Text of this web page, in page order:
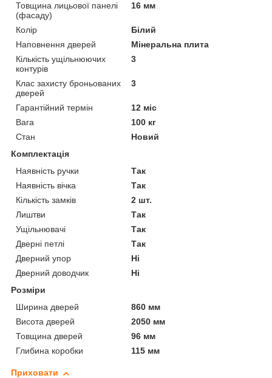
Товщина лицьової панелі
(фасаду)
16 мм
Колір
Білий
Наповнення дверей
Мінеральна плита
Кількість ущільнюючих
контурів
3
Клас захисту броньованих
дверей
3
Гарантійний термін
12 міс
Вага
100 кг
Стан
Новий
Комплектація
Наявність ручки
Так
Наявність вічка
Так
Кількість замків
2 шт.
Лиштви
Так
Ущільнювачі
Так
Дверні петлі
Так
Дверний упор
Ні
Дверний доводчик
Ні
Розміри
Ширина дверей
860 мм
Висота дверей
2050 мм
Товщина дверей
96 мм
Глибина коробки
115 мм
Приховати